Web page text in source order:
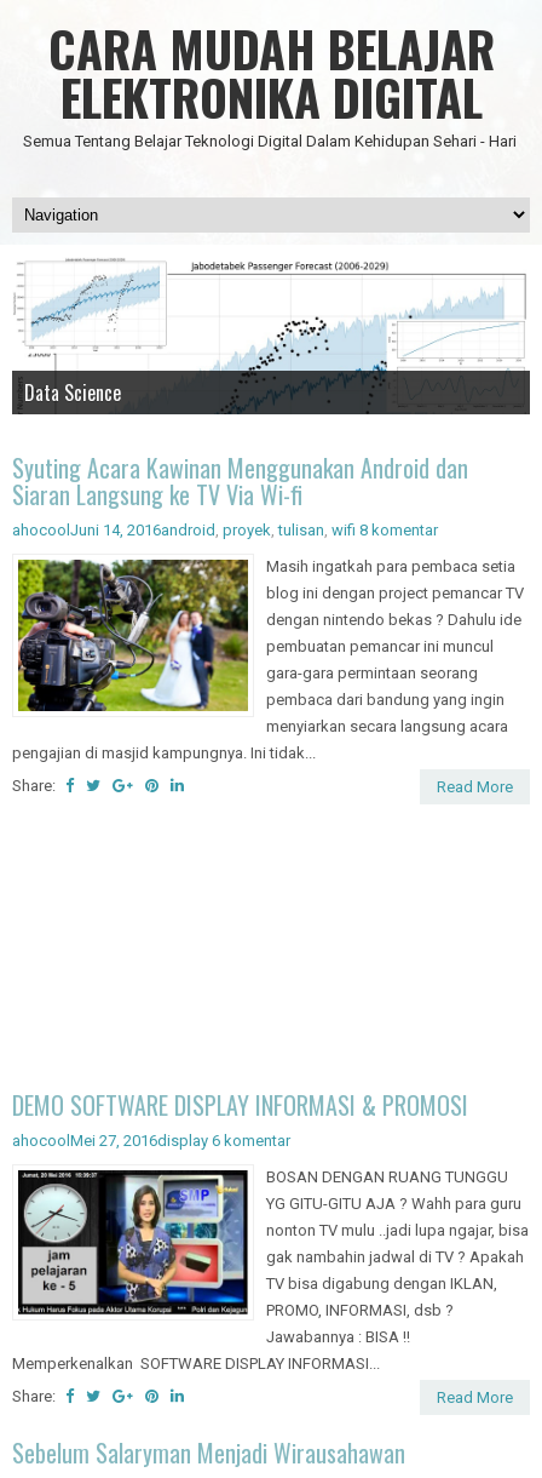
CARA MUDAH BELAJAR
ELEKTRONIKA DIGITAL
Semua Tentang Belajar Teknologi Digital Dalam Kehidupan Sehari - Hari
IC Timer 555 yang Multifungsi
Data Science
JAM DIGITAL 6 DIGIT TANPA MICRO FULL CMOS
Node Red - Kontrol Industri 4.0
Syuting Acara Kawinan Menggunakan Android dan
Siaran Langsung ke TV Via Wi-fi
ahocool Juni 14, 2016android , proyek,tulisan, wifi 8 komentar
Masih ingatkah para pembaca setia
blog ini dengan project pemancar TV
dengan nintendo bekas ? Dahulu ide
pembuatan pemancar ini muncul
gara-gara permintaan seorang
pembaca dari bandung yang ingin
menyiarkan secara langsung acara
pengajian di masjid kampungnya. Ini tidak...
Share:
Read More
DEMO SOFTWARE DISPLAY INFORMASI & PROMOSI
ahocool Mei 27, 2016display 6 komentar
BOSAN DENGAN RUANG TUNGGU
YG GITU-GITU AJA ? Wahh para guru
nonton TV mulu ..jadi lupa ngajar, bisa
gak nambahin jadwal di TV ? Apakah
TV bisa digabung dengan IKLAN,
PROMO, INFORMASI, dsb ?
Jawabannya : BISA !!
Memperkenalkan SOFTWARE DISPLAY INFORMASI...
Share:
Read More
Sebelum Salaryman Menjadi Wirausahawan